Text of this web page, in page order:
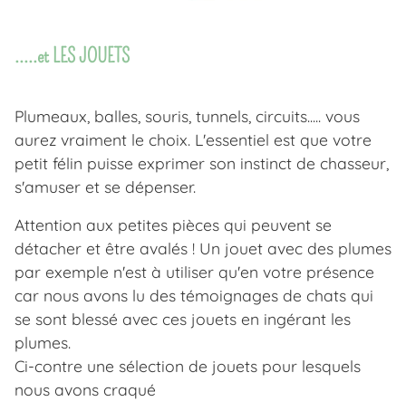
.....et LES JOUETS
Plumeaux, balles, souris, tunnels, circuits..... vous
aurez vraiment le choix. L'essentiel est que votre
petit félin puisse exprimer son instinct de chasseur,
s'amuser et se dépenser.
Attention aux petites pièces qui peuvent se
détacher et être avalés ! Un jouet avec des plumes
par exemple n'est à utiliser qu'en votre présence
car nous avons lu des témoignages de chats qui
se sont blessé avec ces jouets en ingérant les
plumes.
Ci-contre une sélection de jouets pour lesquels
nous avons craqué